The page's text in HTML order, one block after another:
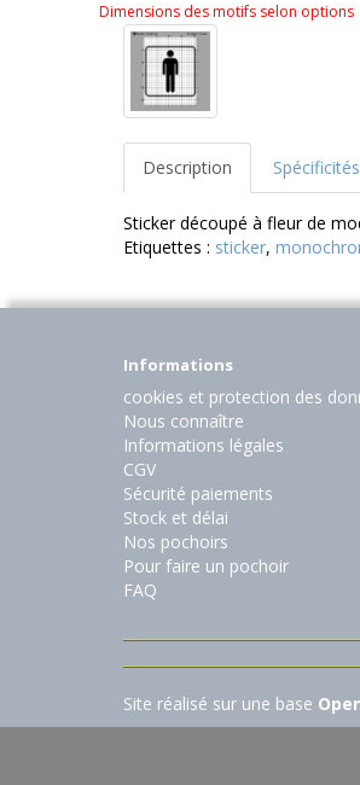
Dimensions des motifs selon options
Description
Sticker découpé à fleur de
Etiquettes : sticker,
Informations
cookies et protection des
Nous connaître
Informations légales
CGV
Sécurité paiements
Stock et délai
Nos pochoirs
Pour faire un pochoir
FAQ
Site réalisé sur une base